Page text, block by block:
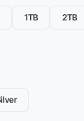
1TB
2TB